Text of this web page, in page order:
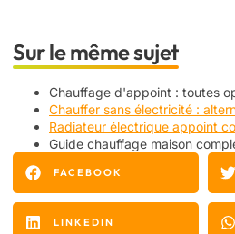
Sur le même sujet
Chauffage d'appoint : toutes
Chauffer sans électricité :
Radiateur électrique appoint
Guide chauffage maison
FACEBOOK
LINKEDIN